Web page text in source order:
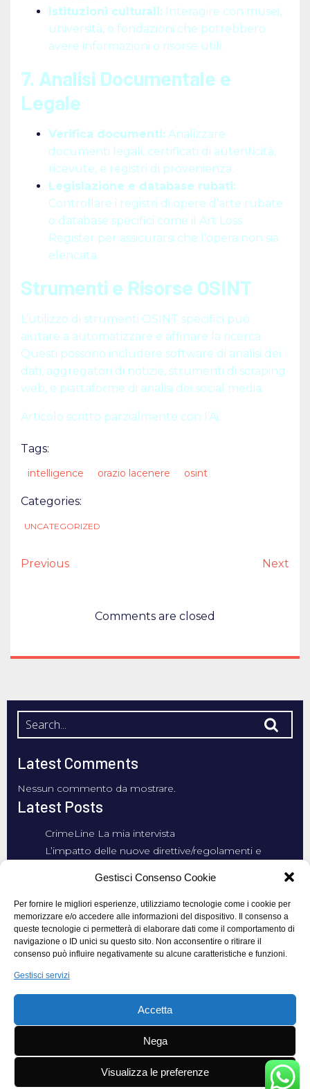
Gestisci Consenso Cookie
Per fornire le migliori esperienze, utilizziamo tecnologie come i cookie per
memorizzare e/o accedere alle informazioni del dispositivo. Il consenso a
queste tecnologie ci permetterà di elaborare dati come il comportamento di
navigazione o ID unici su questo sito. Non acconsentire o ritirare il
consenso può influire negativamente su alcune caratteristiche e funzioni.
Gestisci servizi
Accetta
Nega
Visualizza le preferenze
Istituzioni culturali: Interagire con musei,
università, o fondazioni che potrebbero
avere informazioni o risorse utili.
7. Analisi Documentale e
Legale
Verifica documenti: Analizzare
documenti legali, certificati di autenticità,
ricevute, e registri di provenienza.
Legislazione e database rubati:
Controllare i registri di opere d’arte rubate
o database specifici come il Art Loss
Register per assicurarsi che l’opera non sia
elencata.
Strumenti e Risorse OSINT
L’utilizzo di strumenti OSINT specifici può
aiutare a automatizzare e affinare la ricerca.
Questi possono includere software di analisi dei
dati, aggregatori di notizie, strumenti di scraping
web, e piattaforme di analisi dei social media.
Articolo scritto parzialmente con l’Ai.
Tags:
intelligence orazio lacenere osint
Categories:
UNCATEGORIZED
Previous Next
Comments are closed
Latest Comments
Nessun commento da mostrare.
Latest Posts
CrimeLine La mia intervista
L’impatto delle nuove direttive/regolamenti e
Nuovo Sistema di “Scambio Dati Elettronico” per il
Controllo della Popolazione in Russia
La Cyber Security
Rublo Digitale. Ancora una Minaccia alla Libertà dei
Russi?
© 2026 Lacenere. Creato gratuitamente con
WordPress eKubio